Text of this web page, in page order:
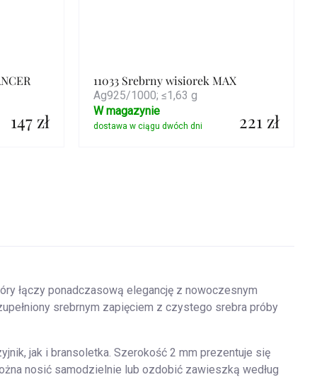
147 zł
11033 Srebrny wisiorek MAX
Ag925/1000; ≤1,63 g
221 zł
W magazynie
łączy ponadczasową elegancję z nowoczesnym
srebrnym zapięciem z czystego srebra próby
jak i bransoletka. Szerokość 2 mm prezentuje się
nosić samodzielnie lub ozdobić zawieszką według